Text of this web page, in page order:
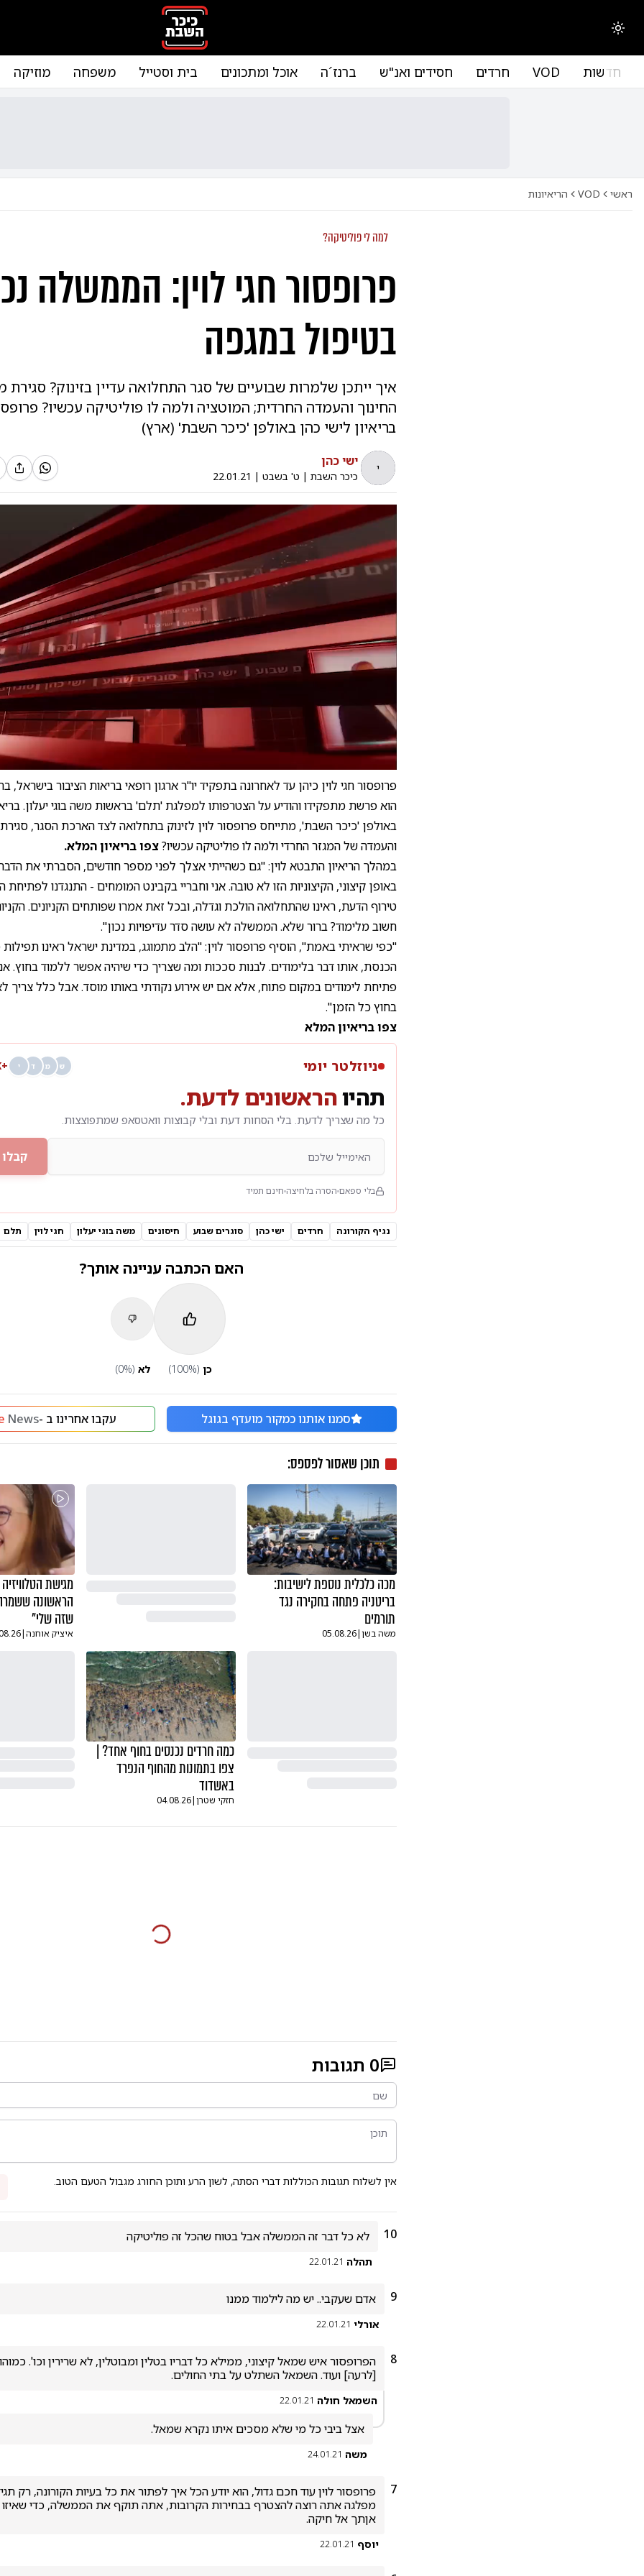
החלפת מצב תצוגה
חדשות VOD חרדים חסידים ואנ"ש ברנז´ה אוכל ומתכונים בית וסטייל משפחה מוזיקה
ראשי VOD הריאיונות
למה לי פוליטיקה?
פרופסור חגי לוין: הממשלה
בטיפול במגפה
איך ייתכן שלמרות שבועיים של סגר התחלואה עדיין בזינוק? סגירת
החינוך והעמדה החרדית; המוטציה ולמה לו פוליטיקה עכשיו?
בריאיון לישי כהן באולפן 'כיכר השבת' (ארץ)
י ישי כהן
כיכר השבת| ט' בשבט |
22.01.21
פרופסור חגי לוין כיהן עד לאחרונה בתפקיד יו"ר ארגון רופאי בריאות הציבור בישראל,
הוא פרשת מתפקידו והודיע על הצטרפותו למפלגת 'תלם' בראשות משה בוגי יעלון.
באולפן 'כיכר השבת', מתייחס פרופסור לוין לזינוק בתחלואה לצד הארכת הסגר,
והעמדה של המגזר החרדי ולמה לו פוליטיקה עכשיו?צפו בריאיון המלא.
במהלך הריאיון התבטא לוין: "גם כשהייתי אצלך לפני מספר חודשים, הסברתי את
באופן קיצוני, הקיצוניות הזו לא טובה. אני וחבריי בקבינט המומחים - התנגדנו לפתיחת
טירוף הדעת, ראינו שהתחלואה הולכת וגדלה, ובכל זאת אמרו שפותחים הקניונים.
חשוב מלימוד? ברור שלא. הממשלה לא עושה סדר עדיפויות נכון".
"כפי שראיתי באמת", הוסיף פרופסור לוין: "הלב מתמוגג, במדינת ישראל ראינו
הכנסת, אותו דבר בלימודים. לבנות סככות ומה שצריך כדי שיהיה אפשר ללמוד בחוץ.
פתיחת לימודים במקום פתוח, אלא אם יש אירוע נקודתי באותו מוסד. אבל כלל צריך
בחוץ כל הזמן".
צפו בריאיון המלא
ניוזלטר יומי ש מ ד י +68K
תהיוהראשונים לדעת.
כל מה שצריך לדעת. בלי הסחות דעת ובלי קבוצות וואטסאפ שמתפוצצות.
בלי ספאם הסרה בלחיצה חינם תמיד
נגיף הקורונה חרדים ישי כהן סוגרים שבוע חיסונים משה בוגי יעלון חגי לוין תלם
האם הכתבה עניינה אותך?
כן (
100%) לא (
0%)
סמנו אותנו כמקור מועדף בגוגל עקבו אחרינו ב -News
תוכן שאסור לפספס:
מכה כלכלית נוספת לישיבות:
בריטניה פתחה בחקירה נגד
תורמים
משה בשן|
05.08.26
מגישת
הראשונה
שזה שלי"
איציק אוחנה|
כמה חרדים נכנסים בחוף אחד? |
צפו בתמונות מהחוף הנפרד
באשדוד
חזקי שטרן|
04.08.26
0 תגובות
אין לשלוח תגובות הכוללות דברי הסתה, לשון הרע ותוכן החורג מגבול הטעם הטוב.
10 לא כל דבר זה הממשלה אבל בטוח שהכל זה פוליטיקה
תהלה 22.01.21
9 אדם שעקבי.. יש מה לילמוד ממנו
אורלי 22.01.21
8
[לרעה] ועוד. השמאל השתלט על בתי החולים.
השמאל חולה 22.01.21
אצל ביבי כל מי שלא מסכים איתו נקרא שמאל.
משה 24.01.21
7
אןתך אל חיקה.
יוסף 22.01.21